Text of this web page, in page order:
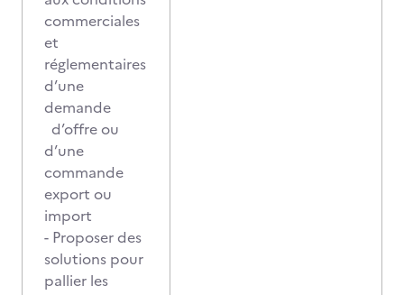
commerciales
et
réglementaires
d’une
demande
d’offre ou
d’une
commande
export ou
import
- Proposer des
solutions pour
pallier les